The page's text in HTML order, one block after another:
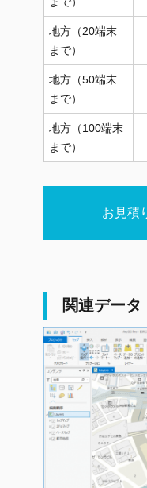
地方（20端末
まで）
地方（50端末
まで）
地方（100端末
まで）
お見積
関連データ